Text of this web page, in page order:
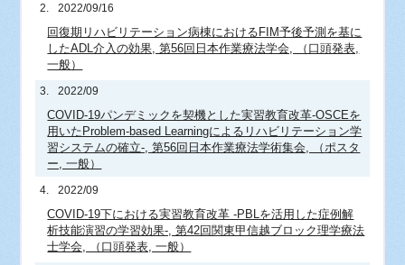
2. 2022/09/16
回復期リハビリテーション病棟におけるFIM予後予測を基に
したADL介入の効果, 第56回日本作業療法学会, （口頭発表,
一般）
3. 2022/09
COVID-19パンデミックを契機とした実習教育改革‐OSCEを
用いたProblem-based Learningによるリハビリテーション学
習システムの確立‐, 第56回日本作業療法学術集会, （ポスタ
ー, 一般）
4. 2022/09
COVID-19下における実習教育改革 -PBLを活用した症例解
析技能演習の学習効果-, 第42回関東甲信越ブロック理学療法
士学会, （口頭発表, 一般）